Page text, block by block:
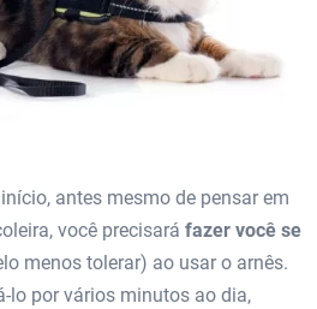
antes mesmo de pensar em
você precisará fazer você se
menos tolerar) ao usar o arnês.
lo por vários minutos ao dia,